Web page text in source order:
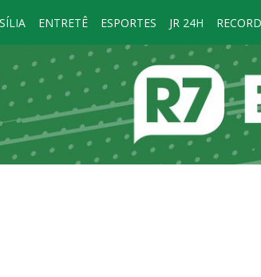
ENTRETÊ ESPORTES JR 24H RECORD